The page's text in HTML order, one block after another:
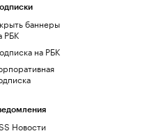
баннеры
РБК
на РБК
Новости